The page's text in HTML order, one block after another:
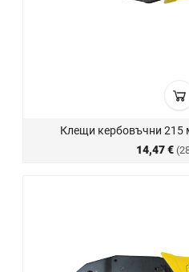
Клещи кербовъчни 215
14,47 €